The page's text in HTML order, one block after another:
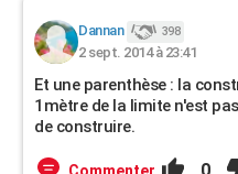
Dannan 398
2 sept. 2014 à 23:41
Et une parenthèse : la
1mètre de la limite n'est
de construire.